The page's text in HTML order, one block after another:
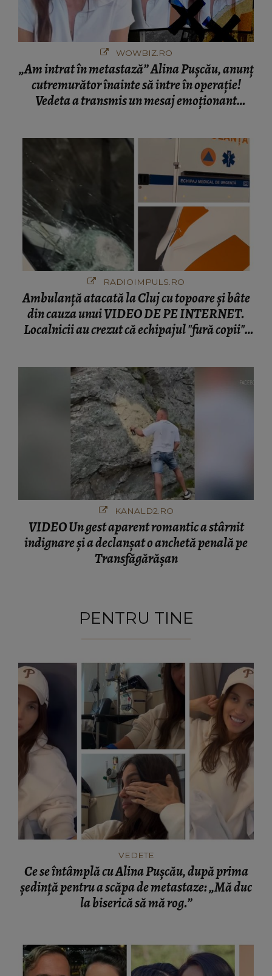
WOWBIZ.RO
„Am intrat în metastază” Alina Pușcău, anunț
cutremurător înainte să intre în operație!
Vedeta a transmis un mesaj emoționant
RADIOIMPULS.RO
Ambulanţă atacată la Cluj cu topoare și bâte
din cauza unui VIDEO DE PE INTERNET.
Localnicii au crezut că echipajul "fură copii".
colegul nostru..."
KANALD2.RO
VIDEO Un gest aparent romantic a stârnit
indignare și a declanșat o anchetă penală pe
Transfăgărășan
PENTRU TINE
VEDETE
Ce se întâmplă cu Alina Pușcău, după prima
ședință pentru a scăpa de metastaze: „Mă duc
la biserică să mă rog.”